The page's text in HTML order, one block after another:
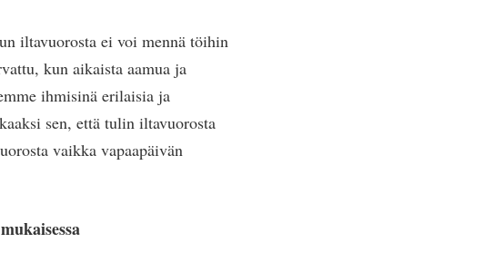
iltavuorosta ei voi mennä töihin
kun aikaista aamua ja
ihmisinä erilaisia ja
sen, että tulin iltavuorosta
vaikka vapaapäivän